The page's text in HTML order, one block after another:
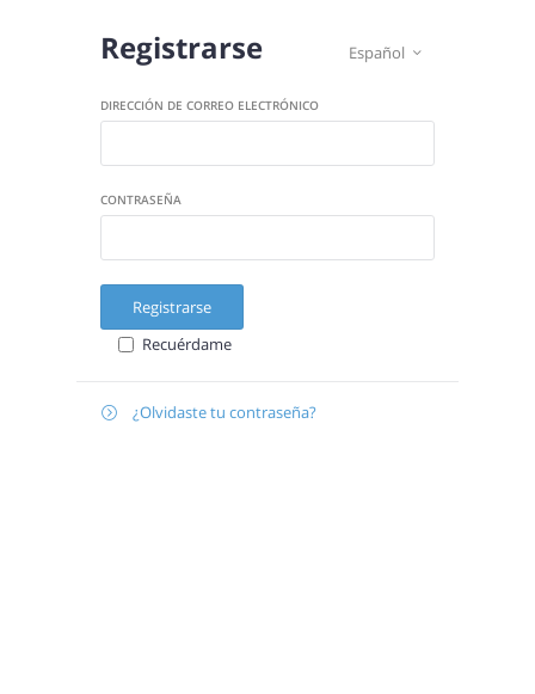
Español 
Registrarse
DIRECCIÓN DE CORREO ELECTRÓNICO
CONTRASEÑA
Registrarse
Recuérdame
 ¿Olvidaste tu contraseña?